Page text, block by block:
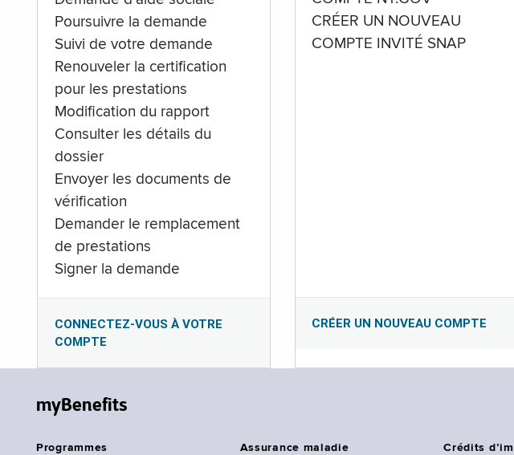
Poursuivre la demande
Suivi de votre demande
Renouveler la certification
pour les prestations
Modification du rapport
Consulter les détails du
dossier
Envoyer les documents de
vérification
Demander le remplacement
de prestations
Signer la demande
CONNECTEZ-VOUS À VOTRE
COMPTE
CRÉER UN NOUVEAU
COMPTE INVITÉ SNAP
CRÉER UN NOUVEAU COMPTE
myBenefits
Programmes Assurance maladie Crédits